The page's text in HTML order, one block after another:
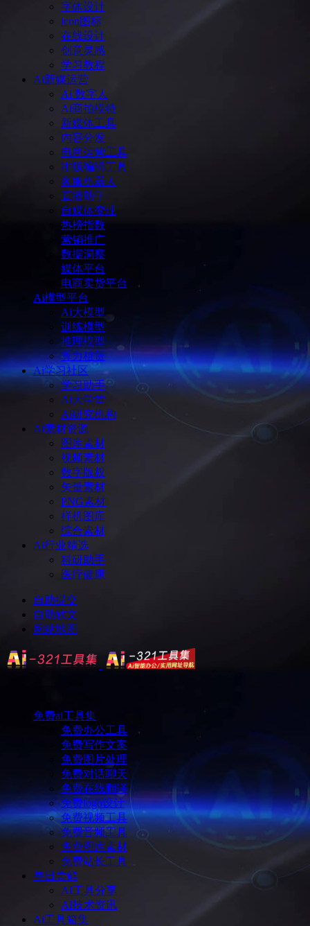
字体设计
icon图标
在线设计
创意灵感
学习教程
Ai新媒运营
Ai 数字人
Ai商拍模特
新媒体工具
内容分发
电商运营工具
排版编辑工具
客服机器人
直播助手
自媒体变现
热榜指数
营销推广
数据洞察
媒体平台
电商卖货平台
Ai模型平台
Ai大模型
训练模型
推理模型
算力租赁
Ai学习社区
学习助手
Ai大学堂
Ai研究机构
Ai素材资源
图库素材
视频素材
数字版权
矢量素材
PNG素材
样机图库
综合素材
Ai行业精选
科研助手
医疗健康
自助提交
自助软文
网站地图
免费ai工具集
免费办公工具
免费写作文案
免费图片处理
免费对话聊天
免费在线翻译
免费logo设计
免费视频工具
免费音频工具
免费图库素材
免费站长工具
每日尝鲜
AI工具分享
AI技术资讯
Ai工具箱集